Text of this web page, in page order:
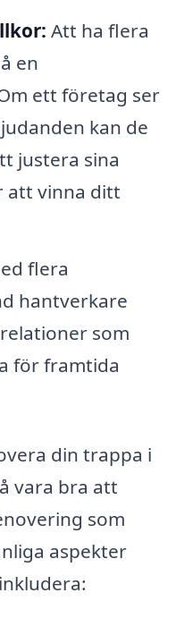
Att ha flera
en
ett företag ser
kan de
justera sina
att vinna ditt
flera
hantverkare
som
för framtida
din trappa i
vara bra att
som
aspekter